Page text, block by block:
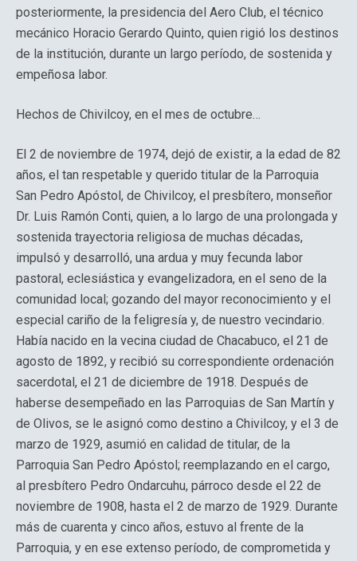
posteriormente, la presidencia del Aero Club, el técnico
mecánico Horacio Gerardo Quinto, quien rigió los destinos
de la institución, durante un largo período, de sostenida y
empeñosa labor.
Hechos de Chivilcoy, en el mes de octubre…
El 2 de noviembre de 1974, dejó de existir, a la edad de 82
años, el tan respetable y querido titular de la Parroquia
San Pedro Apóstol, de Chivilcoy, el presbítero, monseñor
Dr. Luis Ramón Conti, quien, a lo largo de una prolongada y
sostenida trayectoria religiosa de muchas décadas,
impulsó y desarrolló, una ardua y muy fecunda labor
pastoral, eclesiástica y evangelizadora, en el seno de la
comunidad local; gozando del mayor reconocimiento y el
especial cariño de la feligresía y, de nuestro vecindario.
Había nacido en la vecina ciudad de Chacabuco, el 21 de
agosto de 1892, y recibió su correspondiente ordenación
sacerdotal, el 21 de diciembre de 1918. Después de
haberse desempeñado en las Parroquias de San Martín y
de Olivos, se le asignó como destino a Chivilcoy, y el 3 de
marzo de 1929, asumió en calidad de titular, de la
Parroquia San Pedro Apóstol; reemplazando en el cargo,
al presbítero Pedro Ondarcuhu, párroco desde el 22 de
noviembre de 1908, hasta el 2 de marzo de 1929. Durante
más de cuarenta y cinco años, estuvo al frente de la
Parroquia, y en ese extenso período, de comprometida y